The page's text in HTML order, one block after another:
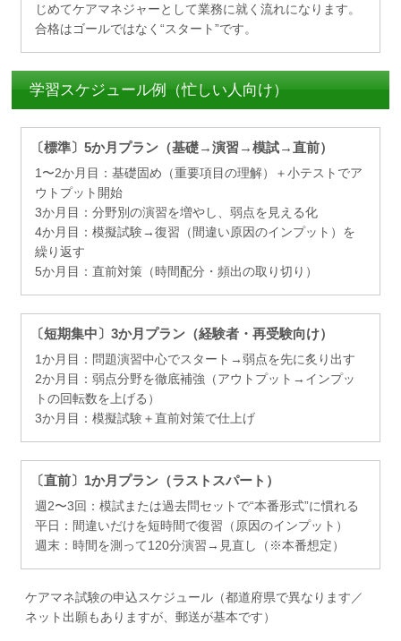
じめてケアマネジャーとして業務に就く流れになります。
合格はゴールではなく“スタート”です。
学習スケジュール例（忙しい人向け）
〔標準〕5か月プラン（基礎→演習→模試→直前）
1〜2か月目：基礎固め（重要項目の理解）＋小テストでア
ウトプット開始
3か月目：分野別の演習を増やし、弱点を見える化
4か月目：模擬試験→復習（間違い原因のインプット）を
繰り返す
5か月目：直前対策（時間配分・頻出の取り切り）
〔短期集中〕3か月プラン（経験者・再受験向け）
1か月目：問題演習中心でスタート→弱点を先に炙り出す
2か月目：弱点分野を徹底補強（アウトプット→インプッ
トの回転数を上げる）
3か月目：模擬試験＋直前対策で仕上げ
〔直前〕1か月プラン（ラストスパート）
週2〜3回：模試または過去問セットで“本番形式”に慣れる
平日：間違いだけを短時間で復習（原因のインプット）
週末：時間を測って120分演習→見直し（※本番想定）
ケアマネ試験の申込スケジュール（都道府県で異なります／
ネット出願もありますが、郵送が基本です）